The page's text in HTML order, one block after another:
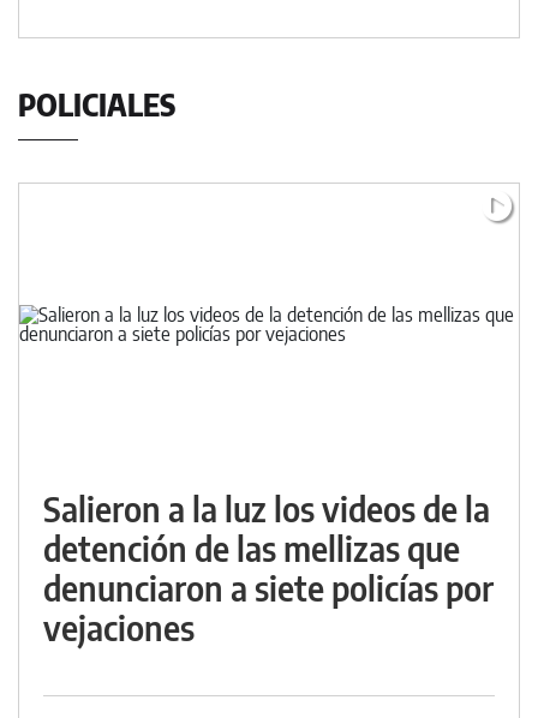
POLICIALES
Salieron a la luz los videos de la
detención de las mellizas que
denunciaron a siete policías por
vejaciones